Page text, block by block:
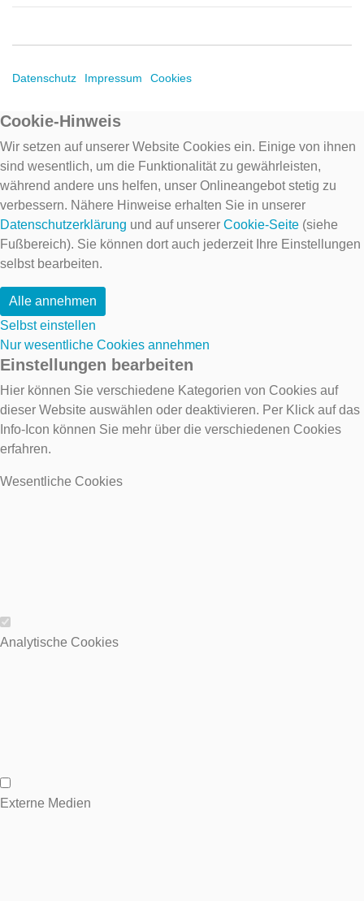
Datenschutz Impressum Cookies
Cookie-Hinweis
Wir setzen auf unserer Website Cookies ein. Einige von ihnen
sind wesentlich, um die Funktionalität zu gewährleisten,
während andere uns helfen, unser Onlineangebot stetig zu
verbessern. Nähere Hinweise erhalten Sie in unserer
Datenschutzerklärung und auf unserer Cookie-Seite (siehe
Fußbereich). Sie können dort auch jederzeit Ihre Einstellungen
selbst bearbeiten.
Alle annehmen
Selbst einstellen
Nur wesentliche Cookies annehmen
Einstellungen bearbeiten
Hier können Sie verschiedene Kategorien von Cookies auf
dieser Website auswählen oder deaktivieren. Per Klick auf das
Info-Icon können Sie mehr über die verschiedenen Cookies
erfahren.
Wesentliche Cookies
Wesentliche Cookies
Analytische Cookies
Analytische Cookies
Externe Medien